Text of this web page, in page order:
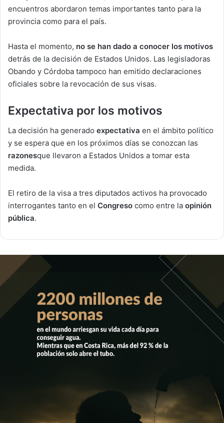
encuentros abordaron temas importantes tanto para la
provincia como para el país.
Hasta el momento, no se han dado a conocer los motivos
detrás de la decisión de Estados Unidos. Las legisladoras
Obando y Córdoba tampoco han emitido declaraciones
oficiales sobre la revocación de sus visas.
Expectativa por los motivos
La decisión ha generado expectativa en el ámbito político
y se espera que en los próximos días se conozcan las
razonesque llevaron a Estados Unidos a tomar esta
medida.
El retiro de la visa a tres diputados activos ha provocado
interrogantes tanto en el Congreso como entre la opinión
pública.